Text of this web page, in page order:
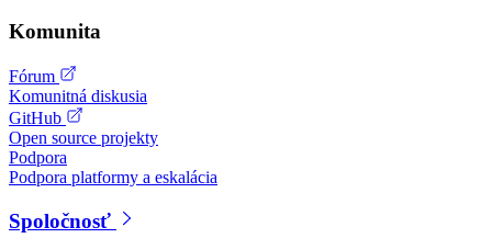
Komunita
Fórum
Komunitná diskusia
GitHub
Open source projekty
Podpora
Podpora platformy a eskalácia
Spoločnosť